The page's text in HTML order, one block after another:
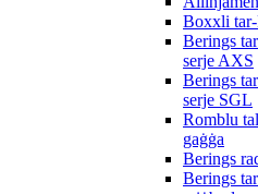
Boxxli
Berings
serje AXS
Berings
serje SGL
Romblu
gaġġa
Berings
Berings